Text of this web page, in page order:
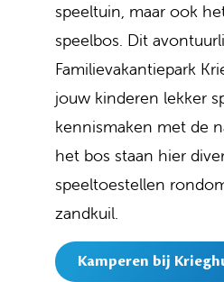
speeltuin, maar ook
speelbos. Dit
Familievakantiepark
jouw kinderen lekker
kennismaken met de
het bos staan hier
speeltoestellen
zandkuil.
Kamperen bij